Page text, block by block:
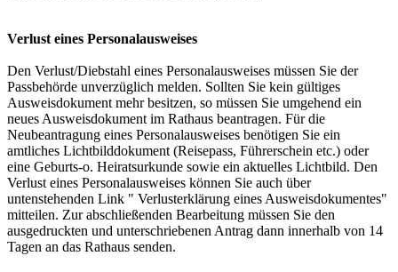
Verlust eines Personalausweises
Den Verlust/Diebstahl eines Personalausweises müssen Sie der
Passbehörde unverzüglich melden. Sollten Sie kein gültiges
Ausweisdokument mehr besitzen, so müssen Sie umgehend ein
neues Ausweisdokument im Rathaus beantragen. Für die
Neubeantragung eines Personalausweises benötigen Sie ein
amtliches Lichtbilddokument (Reisepass, Führerschein etc.) oder
eine Geburts-o. Heiratsurkunde sowie ein aktuelles Lichtbild. Den
Verlust eines Personalausweises können Sie auch über
untenstehenden Link " Verlusterklärung eines Ausweisdokumentes"
mitteilen. Zur abschließenden Bearbeitung müssen Sie den
ausgedruckten und unterschriebenen Antrag dann innerhalb von 14
Tagen an das Rathaus senden.